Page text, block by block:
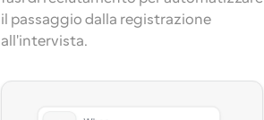
il passaggio dalla registrazione
all'intervista.